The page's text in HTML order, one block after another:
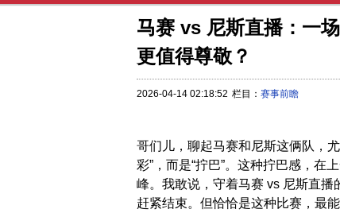
马赛 vs 尼斯直播：一
更值得尊敬？
2026-04-14 02:18:52 栏目： 赛事前瞻
哥们儿，聊起马赛和尼斯这俩队，
彩”，而是“拧巴”。这种拧巴感，在
峰。我敢说，守着马赛 vs 尼斯直
赶紧结束。但恰恰是这种比赛，最